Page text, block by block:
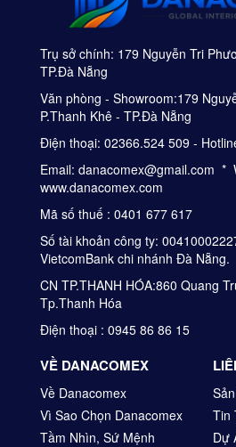
Trụ sở chính: 179 Nguyễn Tri
TP.Đà Nẵng
Văn phòng - Showroom:179
P.Thanh Khê - TP.Đà Nẵng
Điện thoại: 02366.524 509 -
Email: danacomex@gmail.com *
www.danacomex.com
Mã số thuế : 0401 677 617
Số tài khoản công ty:
VietcomBank chi nhánh Đà Nẵng.
CN TP.THANH HÓA:860 Quang
Tp.Thanh Hóa
Điện thoại : 0945 86 86 15
VỀ DANACOMEX
Về Danacomex
Vì Sao Chọn Danacomex
Tầm Nhìn, Sứ Mệnh
Tin
Dự